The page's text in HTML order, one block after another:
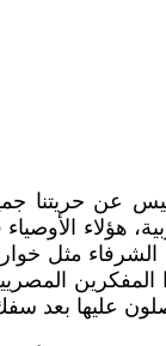
عن حريتنا
هؤلاء
مثل
المفكرين
عليها بعد